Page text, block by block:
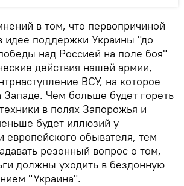
в том, что первопричиной
идее поддержки Украины "до
над Россией на поле боя"
действия нашей армии,
ВСУ, на которое
Западе. Чем больше будет гореть
в полях Запорожья и
будет иллюзий у
европейского обывателя, тем
резонный вопрос о том,
должны уходить в бездонную
"Украина".